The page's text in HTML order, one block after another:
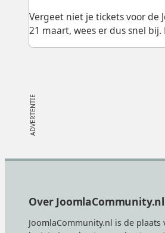
Vergeet niet je tickets voor
21 maart, wees er dus snel
Over JoomlaCommunity.nl
JoomlaCommunity.nl is de plaats